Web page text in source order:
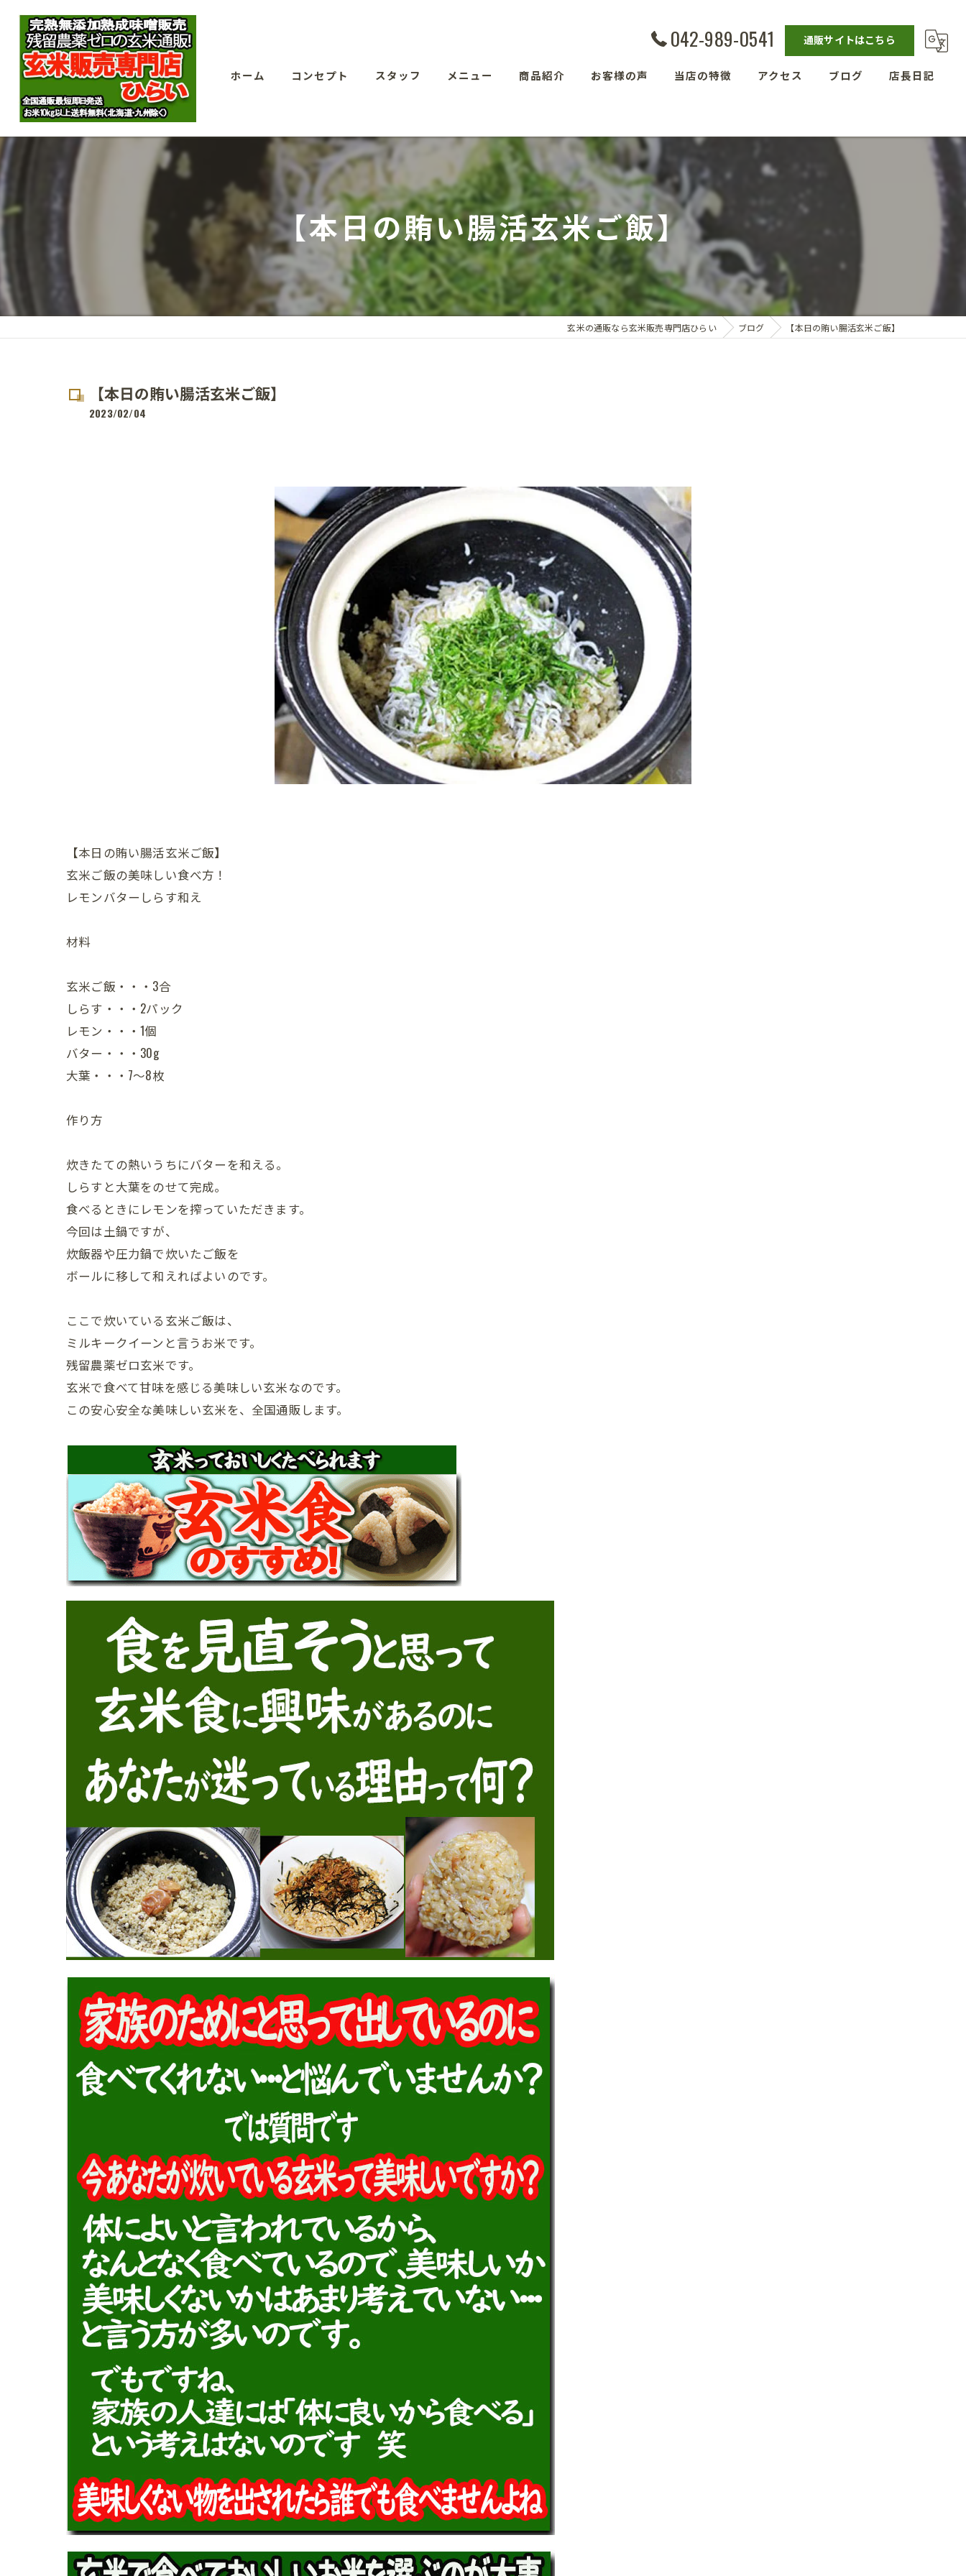
042-989-0541 通販サイトはこちら
ホーム コンセプト スタッフ メニュー 商品紹介 お客様の声 当店の特徴
埼玉の玄米
残留農薬ゼロ玄米
減農薬栽培玄米
アクセス ブログ 店長日記
【本日の賄い腸活玄米ご飯】
玄米の通販なら玄米販売専門店ひらい ブログ 【本日の賄い腸活玄米ご飯】
【本日の賄い腸活玄米ご飯】
2023/02/04
【本日の賄い腸活玄米ご飯】
玄米ご飯の美味しい食べ方！
レモンバターしらす和え
材料
玄米ご飯・・・3合
しらす・・・2パック
レモン・・・1個
バター・・・30g
大葉・・・7～8枚
作り方
炊きたての熱いうちにバターを和える。
しらすと大葉をのせて完成。
食べるときにレモンを搾っていただきます。
今回は土鍋ですが、
炊飯器や圧力鍋で炊いたご飯を
ボールに移して和えればよいのです。
ここで炊いている玄米ご飯は、
ミルキークイーンと言うお米です。
残留農薬ゼロ玄米です。
玄米で食べて甘味を感じる美味しい玄米なのです。
この安心安全な美味しい玄米を、全国通販します。